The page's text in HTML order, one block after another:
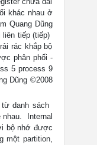
khác nhau ở
Quang Dũng
tiếp (tiếp) 
rác khắp bộ
phân phối -
5 process 9
Dũng ©2008
danh sách 
 Internal
bộ nhớ được
một partition,